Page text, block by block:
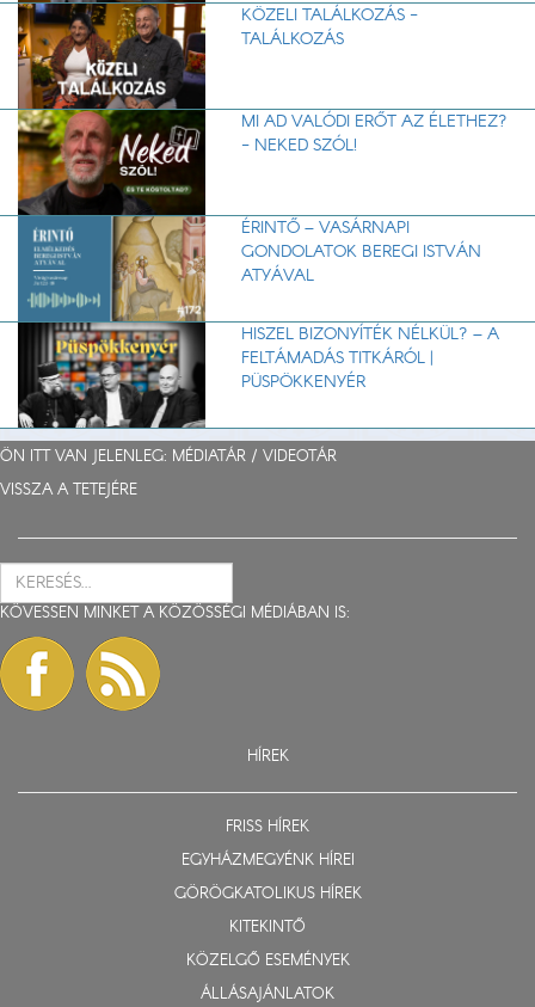
KÖZELI TALÁLKOZÁS -
TALÁLKOZÁS
MI AD VALÓDI ERŐT AZ ÉLETHEZ?
- NEKED SZÓL!
ÉRINTŐ – VASÁRNAPI
GONDOLATOK BEREGI ISTVÁN
ATYÁVAL
HISZEL BIZONYÍTÉK NÉLKÜL? – A
FELTÁMADÁS TITKÁRÓL |
PÜSPÖKKENYÉR
ÖN ITT VAN JELENLEG: MÉDIATÁR / VIDEOTÁR
VISSZA A TETEJÉRE
KÖVESSEN MINKET A KÖZÖSSÉGI MÉDIÁBAN IS:
HÍREK
FRISS HÍREK
EGYHÁZMEGYÉNK HÍREI
GÖRÖGKATOLIKUS HÍREK
KITEKINTŐ
KÖZELGŐ ESEMÉNYEK
ÁLLÁSAJÁNLATOK